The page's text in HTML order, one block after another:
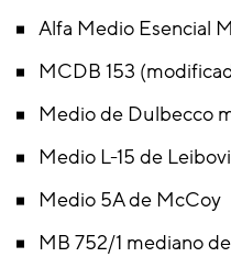
Alfa Medio Esencial
MCDB 153
Medio de Dulbecco
Medio L-15 de
Medio 5A de McCoy
MB 752/1 mediano